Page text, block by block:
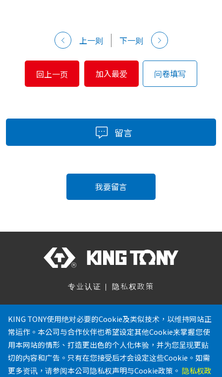
KING TONY使用绝对必要的Cookie及类似技术，以维持网站正
常运作。本公司与合作伙伴也希望设定其他Cookie来掌握您使
用本网站的情形、打造更出色的个人化体验，并为您呈现更贴
切的内容和广告。只有在您接受后才会设定这些Cookie。如需
更多资讯，请参阅本公司隐私权声明与Cookie政策。 隐私权政
上一则 下一则
回上一页 加入最爱 问卷填写
留言
我要留言
专业认证 隐私权政策
关注我们
886-4-23353567
886-4-23353642
service@kingtony.com.tw
台中市乌日区溪南路二段516巷